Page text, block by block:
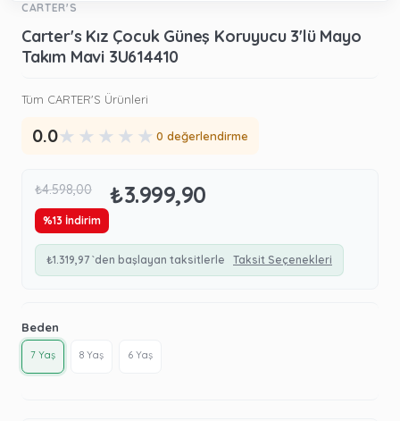
CARTER'S
Carter's Kız Çocuk Güneş Koruyucu 3'lü Mayo
Takım Mavi 3U614410
Tüm CARTER'S Ürünleri
0.0★ ★ ★ ★ ★ 0 değerlendirme
₺4.598,00 ₺3.999,90
%13 İndirim
₺1.319,97 `den başlayan taksitlerle Taksit Seçenekleri
Beden
7 Yaş 8 Yaş 6 Yaş